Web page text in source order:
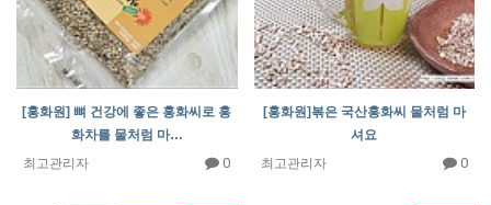
[홍화원] 뼈 건강에 좋은 홍화씨로 홍
화차를 물처럼 마…
최고관리자
0
[홍화원]볶은 국산홍화씨 물처럼 마
셔요
최고관리자
0